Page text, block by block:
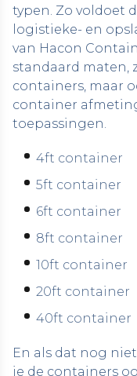
typen. Zo voldoet
logistieke- en
van Hacon
standaard maten,
containers, maar
container
toepassingen.
4ft container
5ft container
6ft container
8ft container
10ft container
20ft container
40ft container
En als dat nog
je de containers